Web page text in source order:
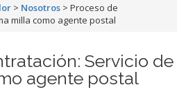
> Nosotros > Proceso de
milla como agente postal
Servicio de
agente postal